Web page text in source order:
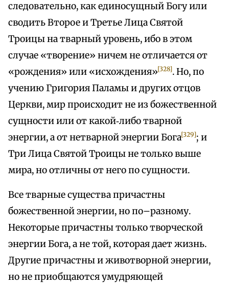
следовательно, как единосущный Богу или
сводить Второе и Третье Лица Святой
Троицы на тварный уровень, ибо в этом
случае «творение» ничем не отличается от
«рождения» или «исхождения»[328]. Но, по
учению Григория Паламы и других отцов
Церкви, мир происходит не из божественной
сущности или от какой‑либо тварной
энергии, а от нетварной энергии Бога[329]; и
Три Лица Святой Троицы не только выше
мира, но отличны от него по сущности.
Все тварные существа причастны
божественной энергии, но по–разному.
Некоторые причастны только творческой
энергии Бога, а не той, которая дает жизнь.
Другие причастны и животворной энергии,
но не приобщаются умудряющей